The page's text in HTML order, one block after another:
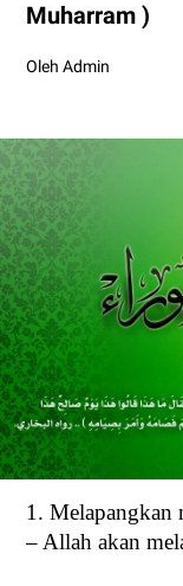
Muharram )
Oleh Admin
1. Melapangkan
– Allah akan